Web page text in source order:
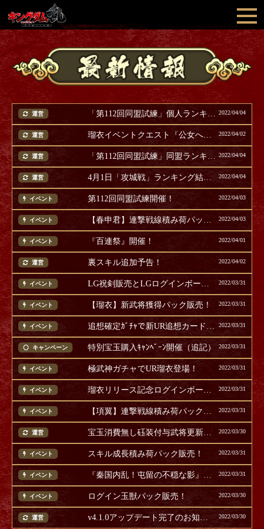
運営 2022/04/04
運営 瑠衣イベントクエスト『公女への修練』開催(追記) 2022/04/02
運営 2022/04/04
運営 4月1日「攻城戦」ランキング結果発表 2022/04/04
イベント 第112回同盟試練開催！ 2022/04/03
イベント 2022/04/03
イベント 『百連祭』開催！ 2022/04/01
運営 裏スキル追加予告！ 2022/04/02
イベント 2022/03/31
イベント 【瑠衣】新武将獲得パック販売！ 2022/03/31
イベント 2022/03/31
キャンペーン 特別宝玉購入ｷｬﾝﾍﾟｰﾝ開催（追記） 2022/03/31
イベント 極武神ガチャでUR瑠衣登場！ 2022/03/31
イベント 2022/03/31
イベント 2022/03/31
運営 宝玉消費無し砡装付与武将更新のお知らせ 2022/03/30
イベント スキル成長積み荷パック販売！ 2022/03/31
イベント 2022/03/31
イベント ログイン玉獣パック販売！ 2022/03/30
運営 v4.1.0アップデート完了のお知らせ(追記) 2022/03/30